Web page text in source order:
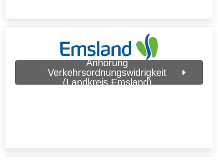
Anhörung
Verkehrsordnungswidrigkeit
(Landkreis Emsland)